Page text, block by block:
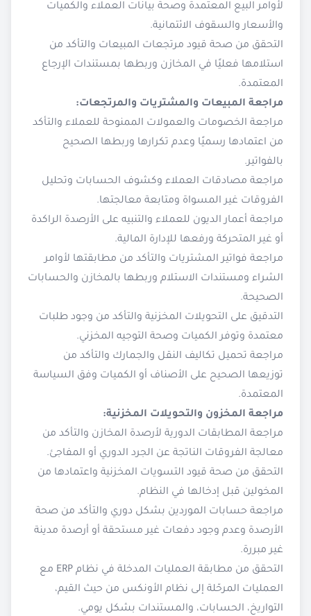
لأوامر البيع المعتمدة وصحة بيانات العملاء والكميات
والأسعار والسقوف الائتمانية.
التحقق من صحة قيود مرتجعات المبيعات والتأكد من
استلامها فعليًا في المخازن وربطها بمستندات الإرجاع
المعتمدة.
مراجعة المبيعات والمشتريات والمرتجعات:
مراجعة الخصومات والعمولات الممنوحة للعملاء والتأكد
من اعتمادها رسميًا وعدم تكرارها وربطها الصحيح
بالفواتير.
مراجعة مصادقات العملاء وكشوف الحسابات وتحليل
الفروقات غير المسواة ومتابعة معالجتها.
مراجعة أعمار الديون للعملاء والتنبيه على الأرصدة الراكدة
أو غير المتحركة ورفعها للإدارة المالية.
مراجعة فواتير المشتريات والتأكد من مطابقتها لأوامر
الشراء ومستندات الاستلام وربطها بالمخازن والحسابات
الصحيحة.
التدقيق على التحويلات المخزنية والتأكد من وجود طلبات
معتمدة وتوفر الكميات وصحة التوجيه المخزني.
مراجعة تحميل تكاليف النقل والجمارك والتأكد من
توزيعها الصحيح على الأصناف أو الكميات وفق السياسة
المعتمدة.
مراجعة المخزون والتحويلات المخزنية:
مراجعة المطابقات الدورية لأرصدة المخازن والتأكد من
معالجة الفروقات الناتجة عن الجرد الدوري أو المفاجئ.
التحقق من صحة قيود التسويات المخزنية واعتمادها من
المخولين قبل إدخالها في النظام.
مراجعة حسابات الموردين بشكل دوري والتأكد من صحة
الأرصدة وعدم وجود دفعات غير مستحقة أو أرصدة مدينة
غير مبررة.
التحقق من مطابقة العمليات المدخلة في نظام ERP مع
العمليات المرحّلة إلى نظام الأونكس من حيث القيم،
التواريخ، الحسابات، والمستندات بشكل يومي.